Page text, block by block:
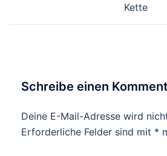
Kette
Schreibe einen
Deine E-Mail-Adresse wird
Erforderliche Felder sind mit *